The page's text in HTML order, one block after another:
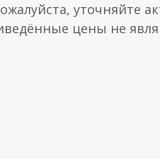
уточняйте
цены не